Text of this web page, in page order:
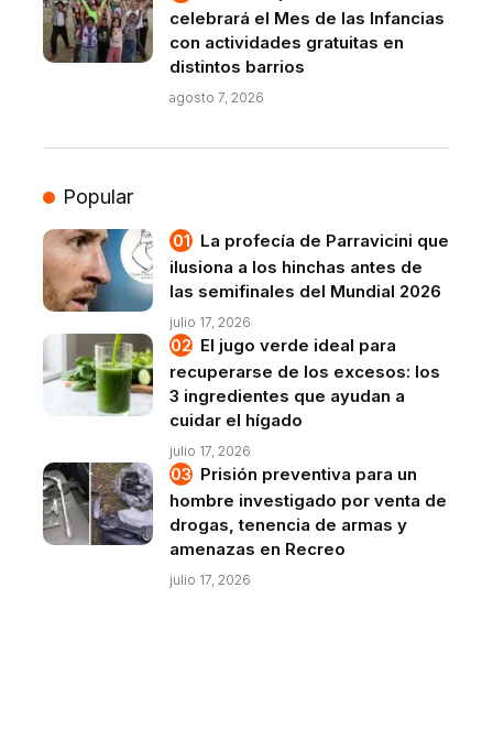
celebrará el Mes de las Infancias
con actividades gratuitas en
distintos barrios
agosto 7, 2026
Popular
La profecía de Parravicini que
ilusiona a los hinchas antes de
las semifinales del Mundial 2026
julio 17, 2026
El jugo verde ideal para
recuperarse de los excesos: los
3 ingredientes que ayudan a
cuidar el hígado
julio 17, 2026
Prisión preventiva para un
hombre investigado por venta de
drogas, tenencia de armas y
amenazas en Recreo
julio 17, 2026